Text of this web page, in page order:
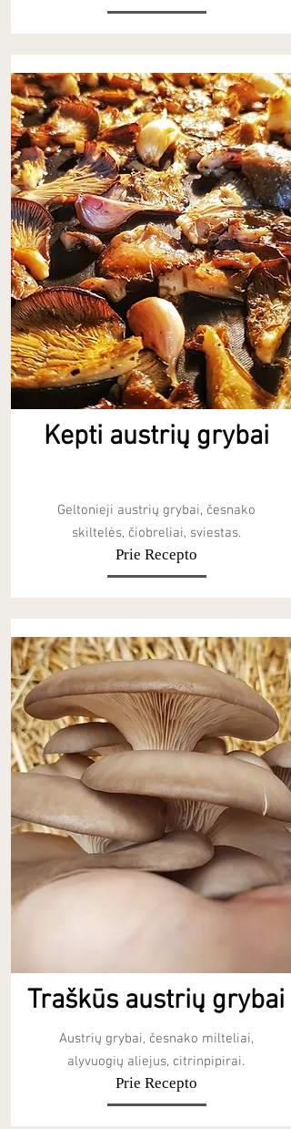
Kepti austrių grybai
Geltonieji austrių grybai, česnako
skiltelės, čiobreliai, sviestas.
Prie Recepto
Traškūs austrių grybai
Austrių grybai, česnako milteliai,
alyvuogių aliejus, citrinpipirai.
Prie Recepto